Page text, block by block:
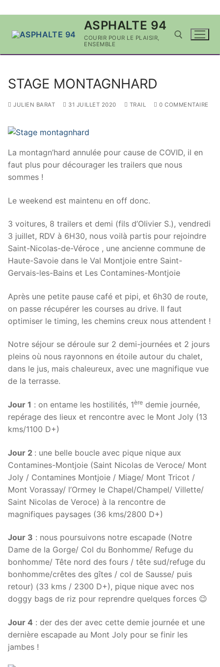
ASPHALTE 94
COURIR POUR LE PLAISIR,
ENSEMBLE
STAGE MONTAGNHARD
JULIEN BARAT 31 JUILLET 2020 TRAIL 0 COMMENTAIRE
La montagn’hard annulée pour cause de COVID, il en
faut plus pour décourager les trailers que nous
sommes !
Le weekend est maintenu en off donc.
3 voitures, 8 trailers et demi (fils d’Olivier S.), vendredi
3 juillet, RDV à 6H30, nous voilà partis pour rejoindre
Saint-Nicolas-de-Véroce , une ancienne commune de
Haute-Savoie dans le Val Montjoie entre Saint-
Gervais-les-Bains et Les Contamines-Montjoie
Après une petite pause café et pipi, et 6h30 de route,
on passe récupérer les courses au drive. Il faut
optimiser le timing, les chemins creux nous attendent !
Notre séjour se déroule sur 2 demi-journées et 2 jours
pleins où nous rayonnons en étoile autour du chalet,
dans le jus, mais chaleureux, avec une magnifique vue
de la terrasse.
Jour 1 : on entame les hostilités, 1ère demie journée,
repérage des lieux et rencontre avec le Mont Joly (13
kms/1100 D+)
Jour 2 : une belle boucle avec pique nique aux
Contamines-Montjoie (Saint Nicolas de Veroce/ Mont
Joly / Contamines Montjoie / Miage/ Mont Tricot /
Mont Vorassay/ l’Ormey le Chapel/Champel/ Villette/
Saint Nicolas de Veroce) à la rencontre de
magnifiques paysages (36 kms/2800 D+)
Jour 3 : nous poursuivons notre escapade (Notre
Dame de la Gorge/ Col du Bonhomme/ Refuge du
bonhomme/ Tête nord des fours / tête sud/refuge du
bonhomme/crêtes des gîtes / col de Sausse/ puis
retour) (33 kms / 2300 D+), pique nique avec nos
doggy bags de riz pour reprendre quelques forces 😉
Jour 4 : der des der avec cette demie journée et une
dernière escapade au Mont Joly pour se finir les
jambes !